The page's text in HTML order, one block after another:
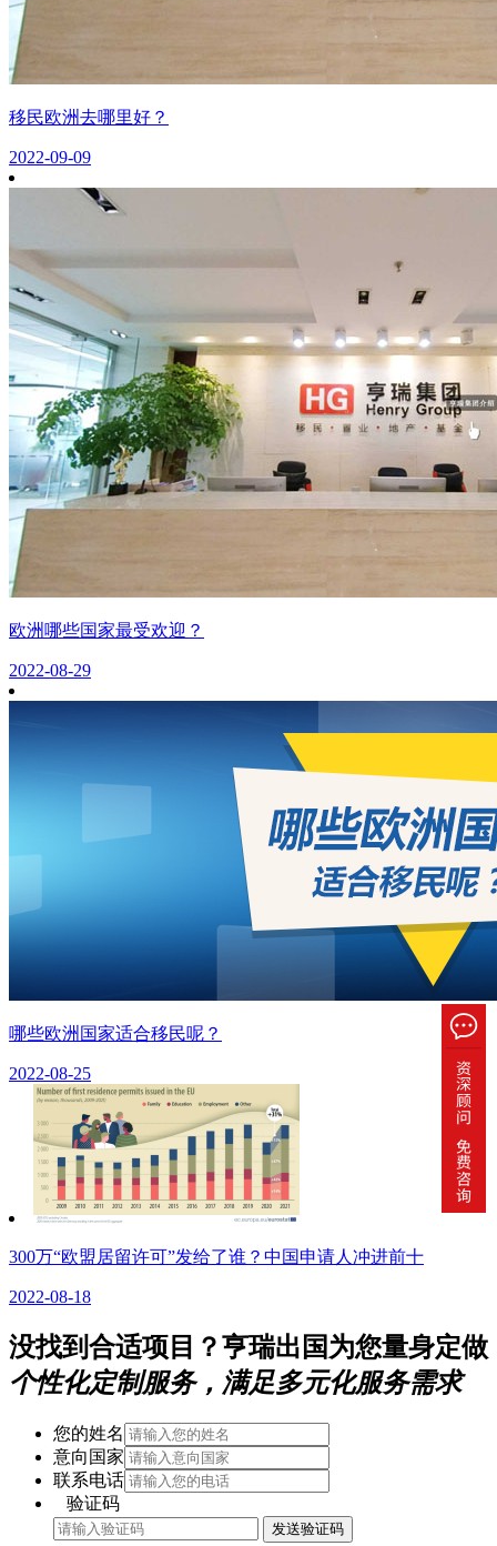
移民欧洲去哪里好？
2022-09-09
欧洲哪些国家最受欢迎？
2022-08-29
哪些欧洲国家适合移民呢？
2022-08-25
300万“欧盟居留许可”发给了谁？中国申请人冲进前十
2022-08-18
没找到合适项目？亨瑞出国为您量身定做
个性化定制服务，满足多元化服务需求
您的姓名
意向国家
联系电话
验证码
发送验证码